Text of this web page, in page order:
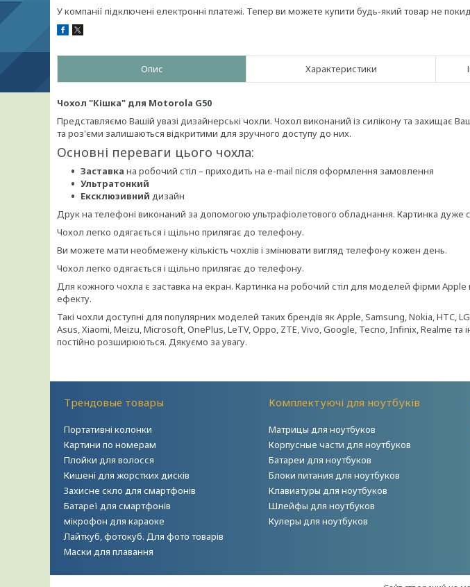
У компанії підключені електронні платежі. Тепер ви можете купити будь-який товар не
Опис Характеристики
Чохол "Кішка" для Motorola G50
Представляємо Вашій увазі дизайнерські чохли. Чохол виконаний із силікону та захищає
та роз'єми залишаються відкритими для зручного доступу до них.
Основні переваги цього чохла:
Заставка на робочий стіл – приходить на e-mail після оформлення замовлення
Ультратонкий
Ексклюзивний дизайн
Друк на телефоні виконаний за допомогою ультрафіолетового обладнання. Картинка дуже
Чохол легко одягається і щільно прилягає до телефону.
Ви можете мати необмежену кількість чохлів і змінювати вигляд телефону кожен день.
Чохол легко одягається і щільно прилягає до телефону.
Для кожного чохла є заставка на екран. Картинка на робочий стіл для моделей фірми Apple
ефекту.
Такі чохли доступні для популярних моделей таких брендів як Apple, Samsung, Nokia, HTC,
Asus, Xiaomi, Meizu, Microsoft, OnePlus, LeTV, Oppo, ZTE, Vivo, Google, Tecno, Infinix, Realme
постійно розширюються. Дякуємо за увагу.
Трендовые товары
Портативні колонки
Картини по номерам
Плойки для волосся
Кишені для жорстких дисків
Захисне скло для смартфонів
Батареї для смартфонів
мікрофон для караоке
Лайткуб, фотокуб. Для фото товарів
Маски для плавання
Комплектуючі для ноутбуків
Матрицы для ноутбуков
Корпусные части для ноутбуков
Батареи для ноутбуков
Блоки питания для ноутбуков
Клавиатуры для ноутбуков
Шлейфы для ноутбуков
Кулеры для ноутбуков